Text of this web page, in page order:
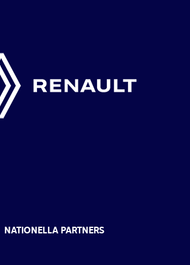
NATIONELLA PARTNERS